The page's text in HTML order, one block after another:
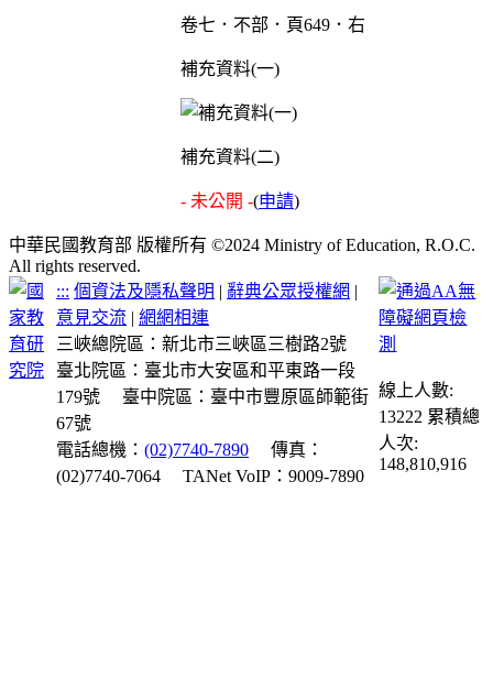
卷七．不部．頁649．右
補充資料(一)
補充資料(二)
- 未公開 -(申請)
中華民國教育部 版權所有 ©2024 Ministry of Education, R.O.C.
All rights reserved.
::: 個資法及隱私聲明 | 辭典公眾授權網 |
意見交流 |網網相連
三峽總院區：新北市三峽區三樹路2號
臺北院區：臺北市大安區和平東路一段
179號
臺中院區：臺中市豐原區師範街
67號
電話總機：(02)7740-7890
傳真：
(02)7740-7064
TANet VoIP：9009-7890
線上人數:
13222 累積總
人次:
148,810,916